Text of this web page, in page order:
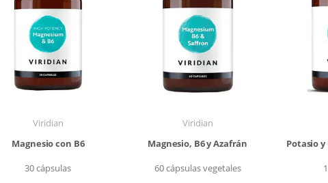
Viridian
Magnesio con B6
30 cápsulas
Viridian
Magnesio, B6 y Azafrán
60 cápsulas vegetales
Potasio